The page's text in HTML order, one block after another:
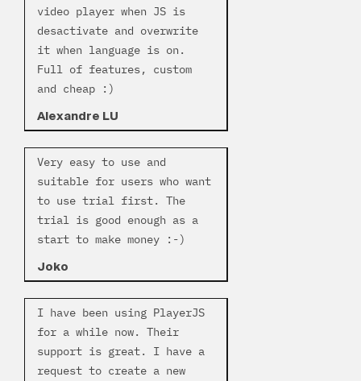
video player when JS is
desactivate and overwrite
it when language is on.
Full of features, custom
and cheap :)
Alexandre LU
Very easy to use and
suitable for users who want
to use trial first. The
trial is good enough as a
start to make money :-)
Joko
I have been using PlayerJS
for a while now. Their
support is great. I have a
request to create a new